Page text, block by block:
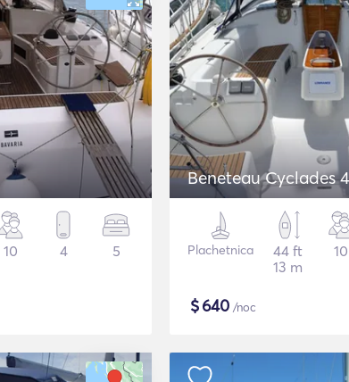
10 4 5
Beneteau Cyclades
Plachetnica
44 ft
13 m
10
$640 /noc